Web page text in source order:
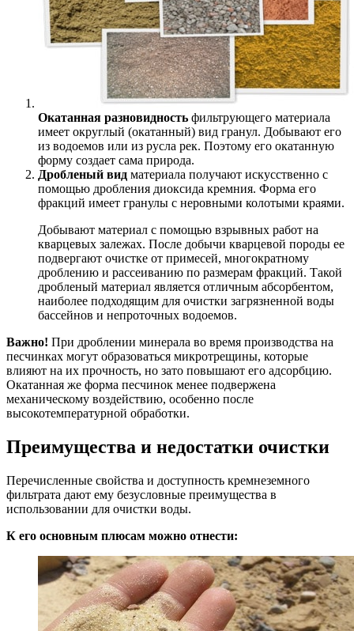
Окатанная разновидность фильтрующего материала
имеет округлый (окатанный) вид гранул. Добывают его
из водоемов или из русла рек. Поэтому его окатанную
форму создает сама природа.
Дробленый вид материала получают искусственно с
помощью дробления диоксида кремния. Форма его
фракций имеет гранулы с неровными колотыми краями.
Добывают материал с помощью взрывных работ на
кварцевых залежах. После добычи кварцевой породы ее
подвергают очистке от примесей, многократному
дроблению и рассеиванию по размерам фракций. Такой
дробленый материал является отличным абсорбентом,
наиболее подходящим для очистки загрязненной воды
бассейнов и непроточных водоемов.
Важно! При дроблении минерала во время производства на
песчинках могут образоваться микротрещины, которые
влияют на их прочность, но зато повышают его адсорбцию.
Окатанная же форма песчинок менее подвержена
механическому воздействию, особенно после
высокотемпературной обработки.
Преимущества и недостатки очистки
Перечисленные свойства и доступность кремнеземного
фильтрата дают ему безусловные преимущества в
использовании для очистки воды.
К его основным плюсам можно отнести: